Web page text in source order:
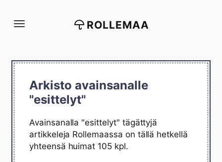
suoraan
ROLLEMAA
Arkisto avainsanalle
"esittelyt"
Avainsanalla "esittelyt" tägättyjä
artikkeleja Rollemaassa on tällä hetkellä
yhteensä huimat 105 kpl.